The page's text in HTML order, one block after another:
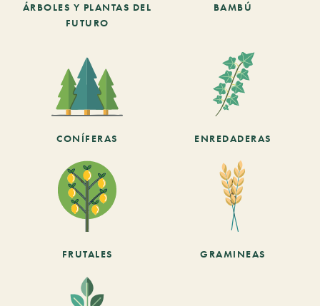
ÁRBOLES Y PLANTAS DEL
FUTURO
BAMBÚ
CONÍFERAS ENREDADERAS
FRUTALES GRAMINEAS